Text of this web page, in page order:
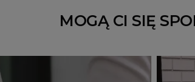
MOGĄ CI SIĘ